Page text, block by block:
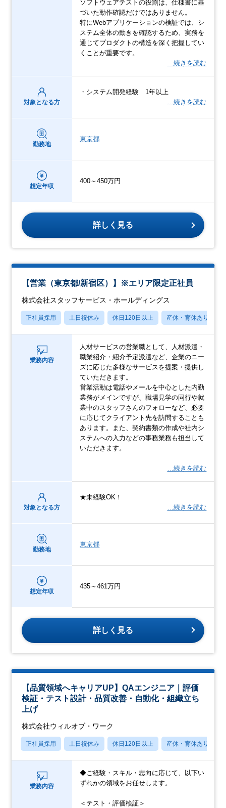
ソフトウェアテストの役割は、仕様書に基
づいた動作確認だけではありません。
特にWebアプリケーションの検証では、シ
ステム全体の動きを確認するため、実務を
通じてプロダクトの構造を深く把握してい
くことが重要です。
…続きを読む
対象となる方
・システム開発経験 1年以上
…続きを読む
勤務地
東京都
想定年収
400～450万円
詳しく見る
【営業（東京都/新宿区）】※エリア限定正社員
株式会社スタッフサービス・ホールディングス
正社員採用 土日祝休み 休日120日以上 産休・育休あり
業務内容
人材サービスの営業職として、人材派遣・
職業紹介・紹介予定派遣など、企業のニー
ズに応じた多様なサービスを提案・提供し
ていただきます。
営業活動は電話やメールを中心とした内勤
業務がメインですが、職場見学の同行や就
業中のスタッフさんのフォローなど、必要
に応じてクライアント先を訪問することも
あります。また、契約書類の作成や社内シ
ステムへの入力などの事務業務も担当して
いただきます。
…続きを読む
対象となる方
★未経験OK！
…続きを読む
勤務地
東京都
想定年収
435～461万円
詳しく見る
【品質領域へキャリアUP】QAエンジニア｜評価
検証・テスト設計・品質改善・自動化・組織立ち
上げ
株式会社ウィルオブ・ワーク
正社員採用 土日祝休み 休日120日以上 産休・育休あり
業務内容
◆ご経験・スキル・志向に応じて、以下い
ずれかの領域をお任せします。
＜テスト・評価検証＞